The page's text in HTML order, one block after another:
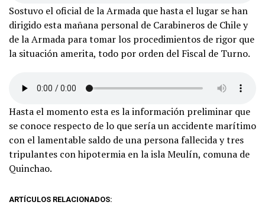
Sostuvo el oficial de la Armada que hasta el lugar se han
dirigido esta mañana personal de Carabineros de Chile y
de la Armada para tomar los procedimientos de rigor que
la situación amerita, todo por orden del Fiscal de Turno.
Hasta el momento esta es la información preliminar que
se conoce respecto de lo que sería un accidente marítimo
con el lamentable saldo de una persona fallecida y tres
tripulantes con hipotermia en la isla Meulín, comuna de
Quinchao.
ARTÍCULOS RELACIONADOS: